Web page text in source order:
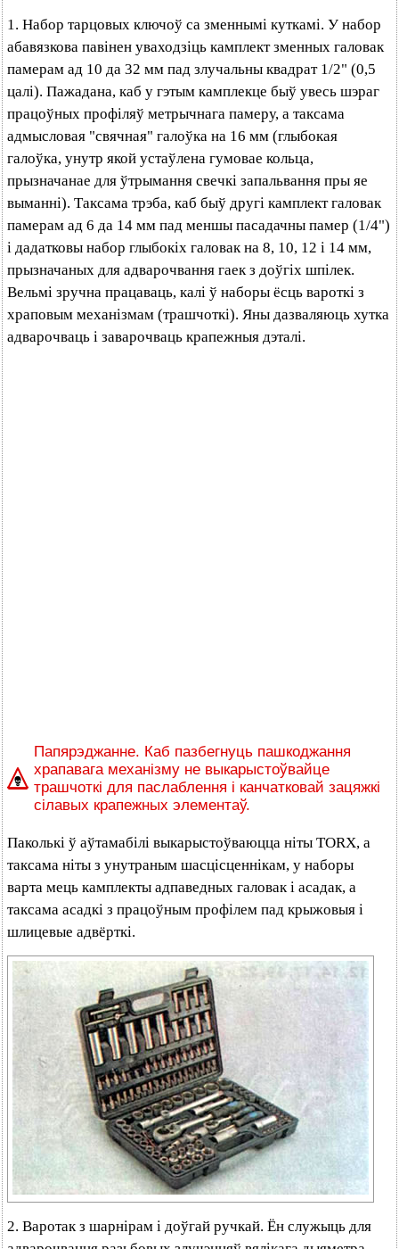
1. Набор тарцовых ключоў са зменнымі куткамі. У набор
абавязкова павінен уваходзіць камплект зменных галовак
памерам ад 10 да 32 мм пад злучальны квадрат 1/2" (0,5
цалі). Пажадана, каб у гэтым камплекце быў увесь шэраг
працоўных профіляў метрычнага памеру, а таксама
адмысловая "свячная" галоўка на 16 мм (глыбокая
галоўка, унутр якой устаўлена гумовае кольца,
прызначанае для ўтрымання свечкі запальвання пры яе
выманні). Таксама трэба, каб быў другі камплект галовак
памерам ад 6 да 14 мм пад меншы пасадачны памер (1/4")
і дадатковы набор глыбокіх галовак на 8, 10, 12 і 14 мм,
прызначаных для адварочвання гаек з доўгіх шпілек.
Вельмі зручна працаваць, калі ў наборы ёсць вароткі з
храповым механізмам (трашчоткі). Яны дазваляюць хутка
адварочваць і заварочваць крапежныя дэталі.
Папярэджанне. Каб пазбегнуць пашкоджання
храпавага механізму не выкарыстоўвайце
трашчоткі для паслаблення і канчатковай зацяжкі
сілавых крапежных элементаў.
Паколькі ў аўтамабілі выкарыстоўваюцца ніты TORX, а
таксама ніты з унутраным шасцісценнікам, у наборы
варта мець камплекты адпаведных галовак і асадак, а
таксама асадкі з працоўным профілем пад крыжовыя і
шлицевые адвёрткі.
2. Варотак з шарнірам і доўгай ручкай. Ён служыць для